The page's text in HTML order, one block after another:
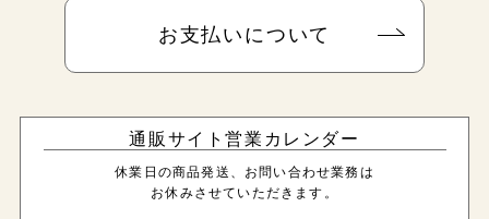
お支払いについて
通販サイト営業カレンダー
休業日の商品発送、お問い合わせ業務は
お休みさせていただきます。